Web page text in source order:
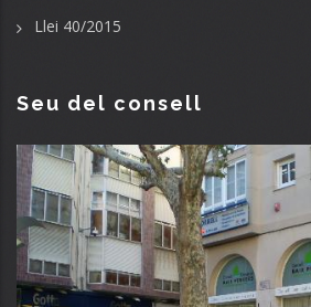
Llei 40/2015
Seu del consell